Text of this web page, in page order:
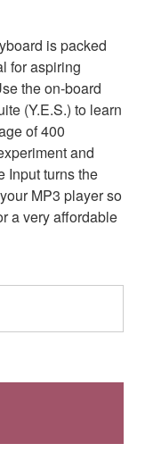
is packed
for aspiring
the on-board
(Y.E.S.) to learn
of 400
and
Input turns the
MP3 player so
a very affordable